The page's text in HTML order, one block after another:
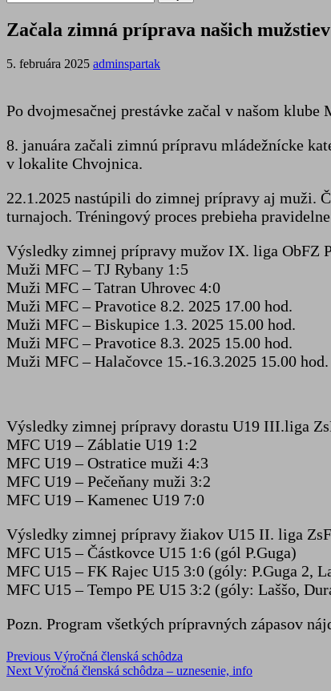
Začala zimná príprava našich
5. februára 2025 adminspartak
Po dvojmesačnej prestávke začal v našom
8. januára začali zimnú prípravu mládežnícke
v lokalite Chvojnica.
22.1.2025 nastúpili do zimnej prípravy aj muži.
turnajoch. Tréningový proces prebieha
Výsledky zimnej prípravy mužov IX. liga ObFZ
Muži MFC – TJ Rybany 1:5
Muži MFC – Tatran Uhrovec 4:0
Muži MFC – Pravotice 8.2. 2025 17.00 hod.
Muži MFC – Biskupice 1.3. 2025 15.00 hod.
Muži MFC – Pravotice 8.3. 2025 15.00 hod.
Muži MFC – Halačovce 15.-16.3.2025 15.00 hod.
Výsledky zimnej prípravy dorastu U19 III.liga
MFC U19 – Záblatie U19 1:2
MFC U19 – Ostratice muži 4:3
MFC U19 – Pečeňany muži 3:2
MFC U19 – Kamenec U19 7:0
Výsledky zimnej prípravy žiakov U15 II. liga
MFC U15 – Částkovce U15 1:6 (gól P.Guga)
MFC U15 – FK Rajec U15 3:0 (góly: P.Guga 2,
MFC U15 – Tempo PE U15 3:2 (góly: Laššo,
Pozn. Program všetkých prípravných zápasov
Post
navigation
Previous Výročná členská schôdza
Next Výročná členská schôdza – uznesenie, info